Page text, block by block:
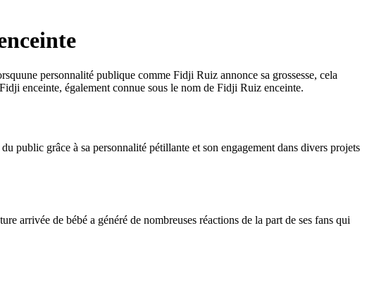
personnalité publique comme Fidji Ruiz annonce sa grossesse, cela
enceinte, également connue sous le nom de Fidji Ruiz enceinte.
public grâce à sa personnalité pétillante et son engagement dans divers projets
arrivée de bébé a généré de nombreuses réactions de la part de ses fans qui